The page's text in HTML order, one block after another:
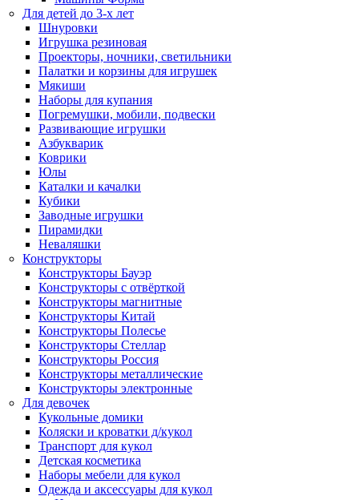
Для детей до 3-х лет
Шнуровки
Игрушка резиновая
Проекторы, ночники, светильники
Палатки и корзины для игрушек
Мякиши
Наборы для купания
Погремушки, мобили, подвески
Развивающие игрушки
Азбукварик
Коврики
Юлы
Каталки и качалки
Кубики
Заводные игрушки
Пирамидки
Неваляшки
Конструкторы
Конструкторы Бауэр
Конструкторы с отвёрткой
Конструкторы магнитные
Конструкторы Китай
Конструкторы Полесье
Конструкторы Стеллар
Конструкторы Россия
Конструкторы металлические
Конструкторы электронные
Для девочек
Кукольные домики
Коляски и кроватки д/кукол
Транспорт для кукол
Детская косметика
Наборы мебели для кукол
Одежда и аксессуары для кукол